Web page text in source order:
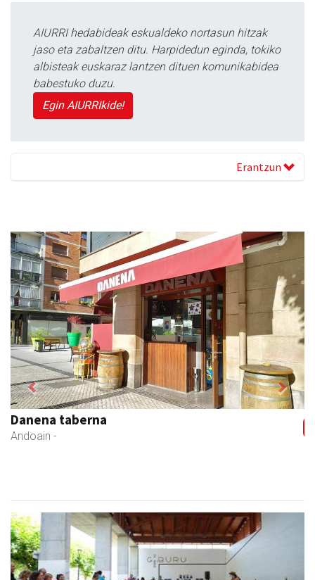
AIURRI hedabideak eskualdeko nortasun hitzak
jaso eta zabaltzen ditu. Harpidedun eginda, tokiko
albisteak euskaraz lantzen dituen komunikabidea
babestuko duzu.
Egin AIURRIkide!
Erantzun
Danena taberna
Andoain -
Previous Next